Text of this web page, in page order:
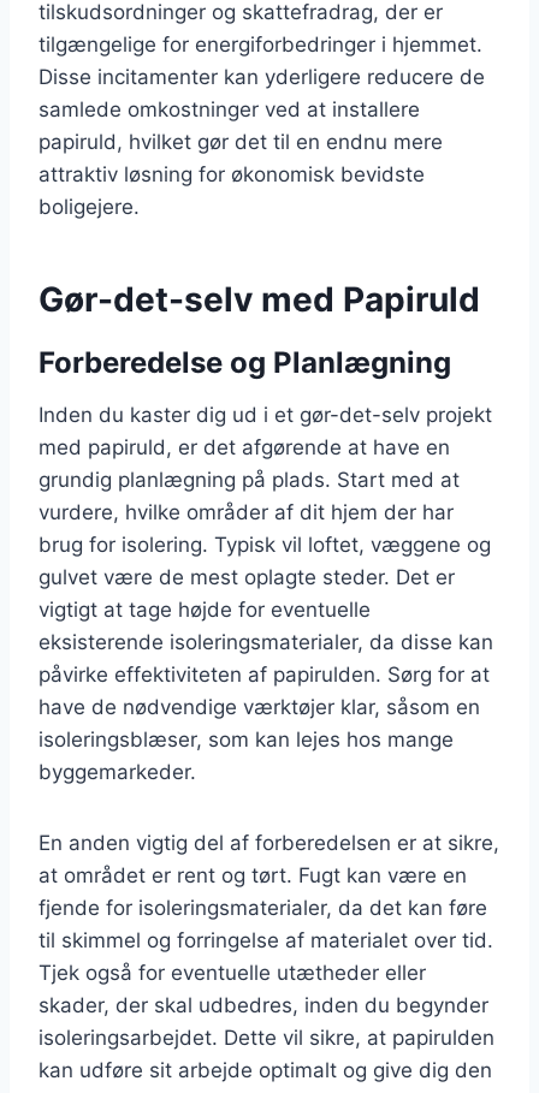
tilskudsordninger og skattefradrag, der er
tilgængelige for energiforbedringer i hjemmet.
Disse incitamenter kan yderligere reducere de
samlede omkostninger ved at installere
papiruld, hvilket gør det til en endnu mere
attraktiv løsning for økonomisk bevidste
boligejere.
Gør-det-selv med Papiruld
Forberedelse og Planlægning
Inden du kaster dig ud i et gør-det-selv projekt
med papiruld, er det afgørende at have en
grundig planlægning på plads. Start med at
vurdere, hvilke områder af dit hjem der har
brug for isolering. Typisk vil loftet, væggene og
gulvet være de mest oplagte steder. Det er
vigtigt at tage højde for eventuelle
eksisterende isoleringsmaterialer, da disse kan
påvirke effektiviteten af papirulden. Sørg for at
have de nødvendige værktøjer klar, såsom en
isoleringsblæser, som kan lejes hos mange
byggemarkeder.
En anden vigtig del af forberedelsen er at sikre,
at området er rent og tørt. Fugt kan være en
fjende for isoleringsmaterialer, da det kan føre
til skimmel og forringelse af materialet over tid.
Tjek også for eventuelle utætheder eller
skader, der skal udbedres, inden du begynder
isoleringsarbejdet. Dette vil sikre, at papirulden
kan udføre sit arbejde optimalt og give dig den